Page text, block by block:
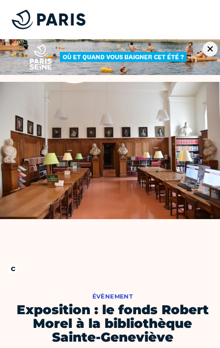
ÉVÈNEMENT
Exposition : le fonds Robert
Morel à la bibliothèque
Sainte-Geneviève